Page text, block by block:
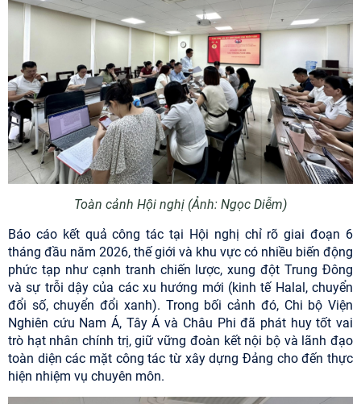
Toàn cảnh Hội nghị (Ảnh: Ngọc Diễm)
Báo cáo kết quả công tác tại Hội nghị chỉ rõ giai đoạn 6
tháng đầu năm 2026, thế giới và khu vực có nhiều biến động
phức tạp như cạnh tranh chiến lược, xung đột Trung Đông
và sự trỗi dậy của các xu hướng mới (kinh tế Halal, chuyển
đổi số, chuyển đổi xanh). Trong bối cảnh đó, Chi bộ Viện
Nghiên cứu Nam Á, Tây Á và Châu Phi đã phát huy tốt vai
trò hạt nhân chính trị, giữ vững đoàn kết nội bộ và lãnh đạo
toàn diện các mặt công tác từ xây dựng Đảng cho đến thực
hiện nhiệm vụ chuyên môn.